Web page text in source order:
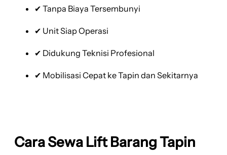
✔ Tanpa Biaya Tersembunyi
✔ Unit Siap Operasi
✔ Didukung Teknisi Profesional
✔ Mobilisasi Cepat ke Tapin dan Sekitarnya
Cara Sewa Lift Barang Tapin